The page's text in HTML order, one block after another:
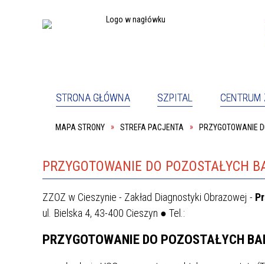
STRONA GŁÓWNA SZPITAL
O NAS
PRACOWNIK SOCJALNY
SALA
KOORDYNATOR DS. DOSTĘPNOŚCI
MAPA STRONY STREFA PACJENTA PRZYGOTOWANIE
PRZYGOTOWANIE DO POZOSTAŁYCH
ZZOZ w Cieszynie - Zakład Diagnostyki Obrazowej -
ul. Bielska 4, 43-400 Cieszyn ● Tel.:
PRZYGOTOWANIE DO POZOSTAŁYCH